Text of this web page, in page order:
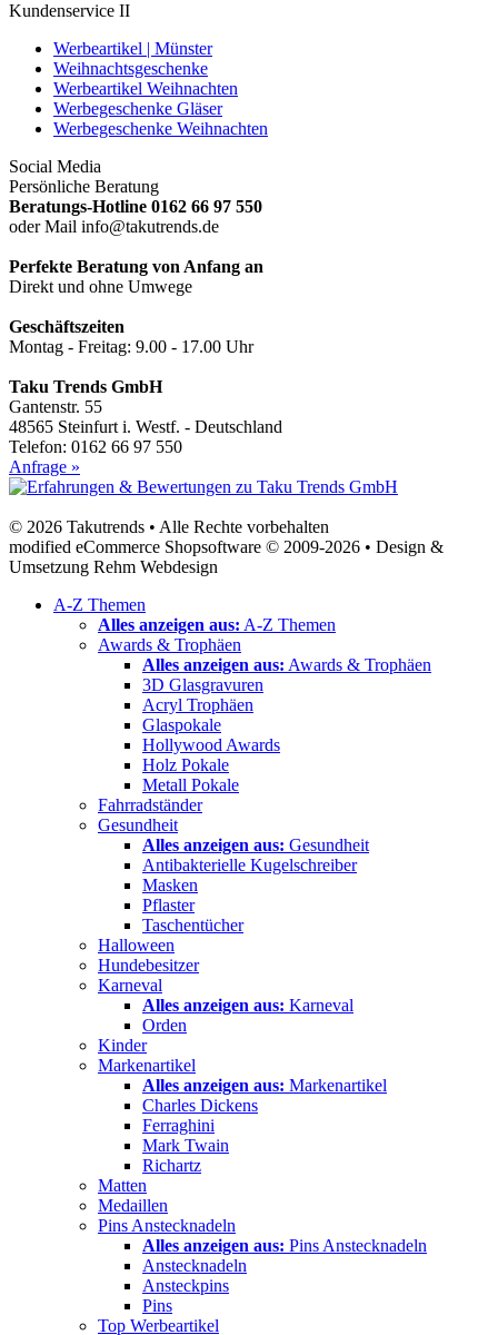
Kundenservice II
Werbeartikel | Münster
Weihnachtsgeschenke
Werbeartikel Weihnachten
Werbegeschenke Gläser
Werbegeschenke Weihnachten
Social Media
Persönliche Beratung
Beratungs-Hotline 0162 66 97 550
oder Mail info@takutrends.de
Perfekte Beratung von Anfang an
Direkt und ohne Umwege
Geschäftszeiten
Montag - Freitag: 9.00 - 17.00 Uhr
Taku Trends GmbH
Gantenstr. 55
48565 Steinfurt i. Westf. - Deutschland
Telefon: 0162 66 97 550
Anfrage »
© 2026 Takutrends • Alle Rechte vorbehalten
modified eCommerce Shopsoftware © 2009-2026 • Design &
Umsetzung Rehm Webdesign
A-Z Themen
Alles anzeigen aus: A-Z Themen
Awards & Trophäen
Alles anzeigen aus: Awards & Trophäen
3D Glasgravuren
Acryl Trophäen
Glaspokale
Hollywood Awards
Holz Pokale
Metall Pokale
Fahrradständer
Gesundheit
Alles anzeigen aus: Gesundheit
Antibakterielle Kugelschreiber
Masken
Pflaster
Taschentücher
Halloween
Hundebesitzer
Karneval
Alles anzeigen aus: Karneval
Orden
Kinder
Markenartikel
Alles anzeigen aus: Markenartikel
Charles Dickens
Ferraghini
Mark Twain
Richartz
Matten
Medaillen
Pins Anstecknadeln
Alles anzeigen aus: Pins Anstecknadeln
Anstecknadeln
Ansteckpins
Pins
Top Werbeartikel